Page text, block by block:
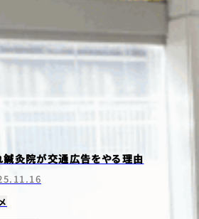
鍼灸院が交通広告をやる理由